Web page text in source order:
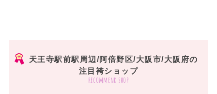
天王寺駅前駅周辺/阿倍野区/大阪市/大阪府の
注目袴ショップ
recommend shop